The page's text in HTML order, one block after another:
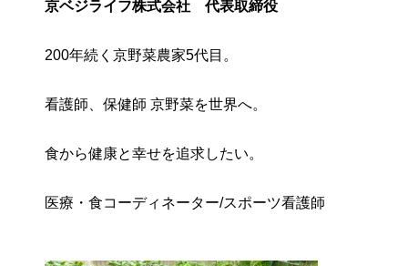
京ベジライフ株式会社 代表取締役
200年続く京野菜農家5代目。
看護師、保健師 京野菜を世界へ。
食から健康と幸せを追求したい。
医療・食コーディネーター/スポーツ看護師